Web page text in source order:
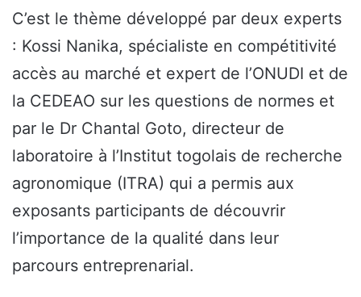
C’est le thème développé par deux experts
: Kossi Nanika, spécialiste en compétitivité
accès au marché et expert de l’ONUDI et de
la CEDEAO sur les questions de normes et
par le Dr Chantal Goto, directeur de
laboratoire à l’Institut togolais de recherche
agronomique (ITRA) qui a permis aux
exposants participants de découvrir
l’importance de la qualité dans leur
parcours entreprenarial.